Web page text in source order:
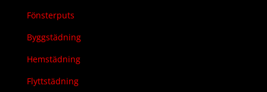
Fönsterputs
Byggstädning
Hemstädning
Flyttstädning